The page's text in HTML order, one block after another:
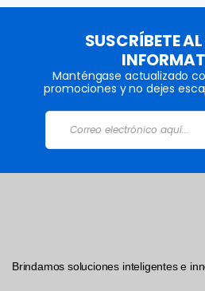
SUSCRÍBETE
Manténgase actualizado
promociones y no dejes
Brindamos soluciones inteligentes e